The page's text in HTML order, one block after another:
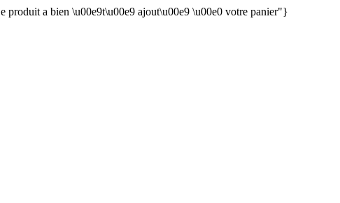
a bien \u00e9t\u00e9 ajout\u00e9 \u00e0 votre panier"}